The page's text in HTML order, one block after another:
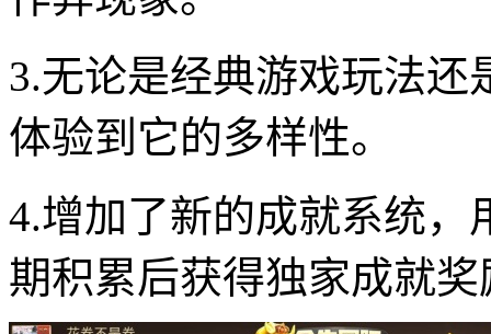
3.无论是经典游戏玩法
体验到它的多样性。
4.增加了新的成就系统，
期积累后获得独家成就奖